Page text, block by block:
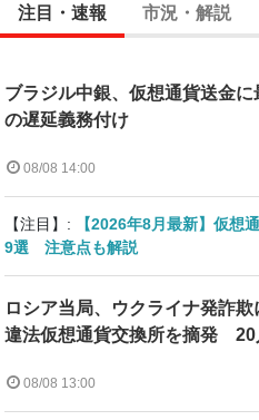
注目・速報 市況・解説
ブラジル中銀、仮想通貨送金に
の遅延義務付け
08/08 14:00
【注目】:
【2026年8月最新】仮想
9選 注意点も解説
ロシア当局、ウクライナ発詐欺
違法仮想通貨交換所を摘発 20
08/08 13:00